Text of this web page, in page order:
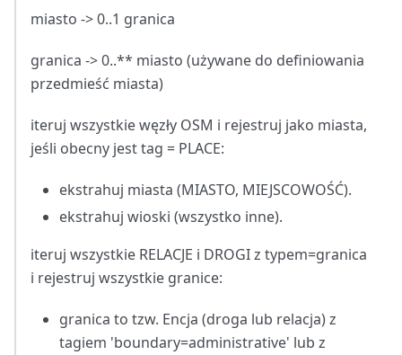
miasto -> 0..1 granica
granica -> 0..** miasto (używane do definiowania
przedmieść miasta)
iteruj wszystkie węzły OSM i rejestruj jako miasta,
jeśli obecny jest tag = PLACE:
ekstrahuj miasta (MIASTO, MIEJSCOWOŚĆ).
ekstrahuj wioski (wszystko inne).
iteruj wszystkie RELACJE i DROGI z typem=granica
i rejestruj wszystkie granice:
granica to tzw. Encja (droga lub relacja) z
tagiem 'boundary=administrative' lub z